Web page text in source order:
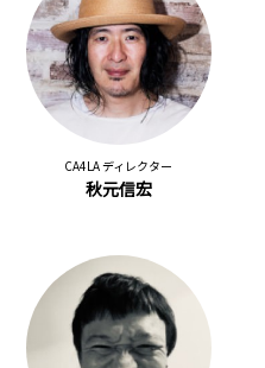
CA4LA ディレクター
秋元信宏